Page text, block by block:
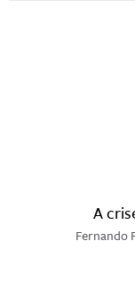
A
Fernando